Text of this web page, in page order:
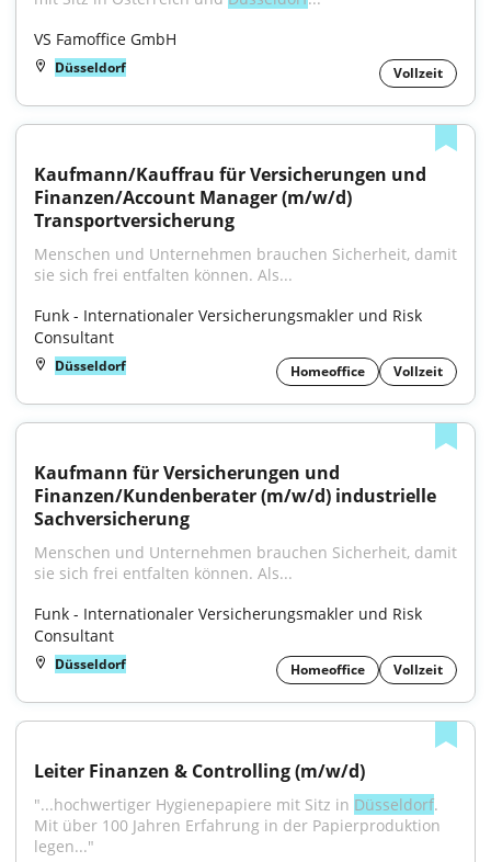
VS Famoffice GmbH
Düsseldorf Vollzeit
Kaufmann/Kauffrau für Versicherungen und
Finanzen/Account Manager (m/w/d)
Transportversicherung
Menschen und Unternehmen brauchen Sicherheit, damit
sie sich frei entfalten können. Als...
Funk - Internationaler Versicherungsmakler und Risk
Consultant
Düsseldorf Homeoffice Vollzeit
Kaufmann für Versicherungen und
Finanzen/Kundenberater (m/w/d) industrielle
Sachversicherung
Menschen und Unternehmen brauchen Sicherheit, damit
sie sich frei entfalten können. Als...
Funk - Internationaler Versicherungsmakler und Risk
Consultant
Düsseldorf Homeoffice Vollzeit
Leiter Finanzen & Controlling (m/w/d)
"...hochwertiger Hygienepapiere mit Sitz in Düsseldorf.
Mit über 100 Jahren Erfahrung in der Papierproduktion
legen..."